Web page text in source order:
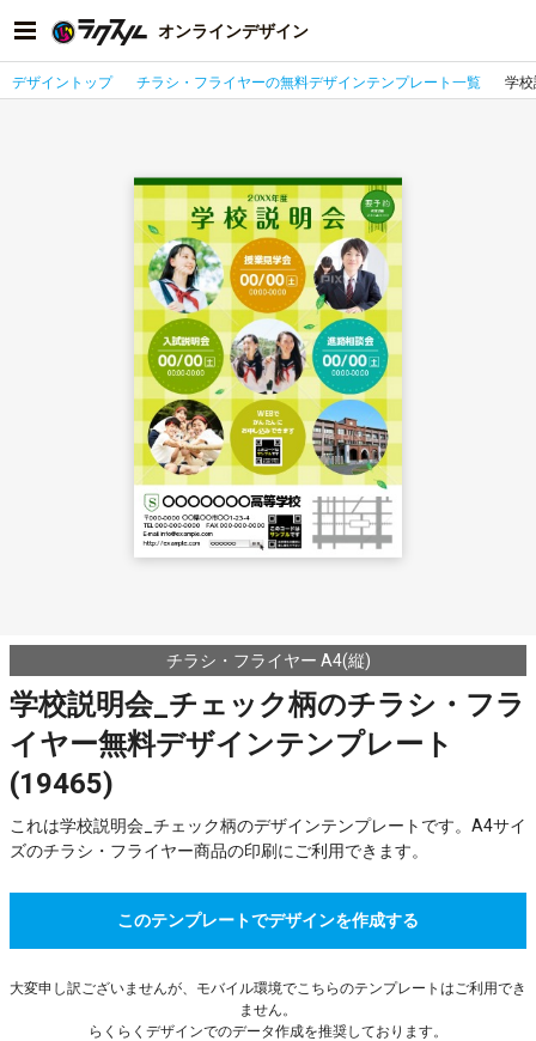
オンラインデザイン
デザイントップ チラシ・フライヤーの無料デザインテンプレート一覧 学
チラシ・フライヤー A4(縦)
学校説明会_チェック柄のチラシ・フラ
イヤー無料デザインテンプレート
(19465)
これは学校説明会_チェック柄のデザインテンプレートです。A4サイ
ズのチラシ・フライヤー商品の印刷にご利用できます。
このテンプレートでデザインを作成する
大変申し訳ございませんが、モバイル環境でこちらのテンプレートはご利用でき
ません。
らくらくデザインでのデータ作成を推奨しております。